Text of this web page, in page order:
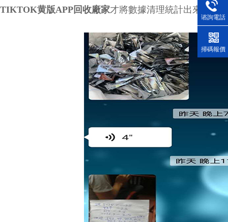
TIKTOK黄版APP回收廠家才將數據清理統計出來。
谘詢電話
掃碼報價